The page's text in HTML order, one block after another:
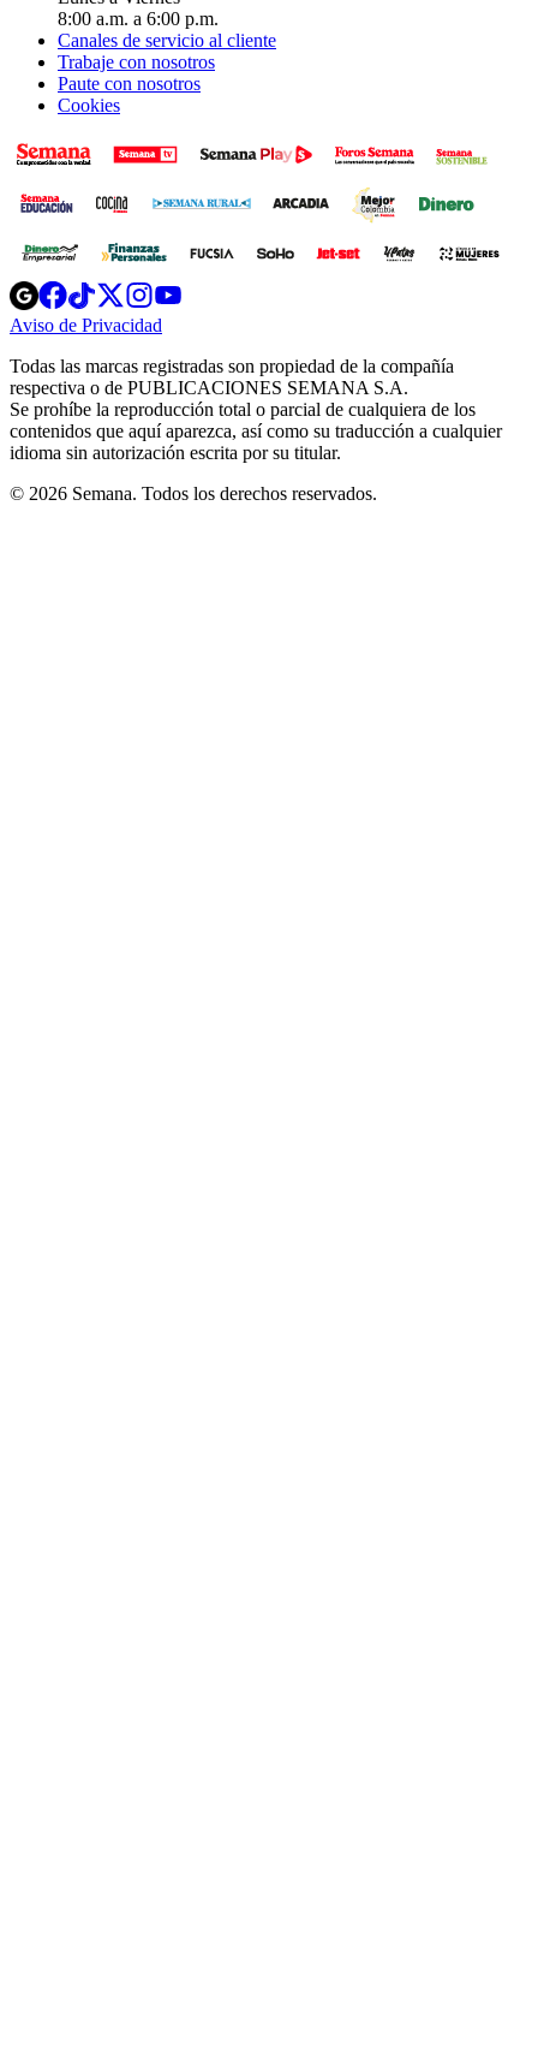
8:00 a.m. a 6:00 p.m.
Canales de servicio al cliente
Trabaje con nosotros
Paute con nosotros
Cookies
Opens
in
new
Opens
in
new
Opens
in
new
window
Opens
new
windowwindow
Aviso de Privacidad
new
window
Todas las marcas registradas son propiedad de la compañía
respectiva o de PUBLICACIONES SEMANA S.A.
Se prohíbe la reproducción total o parcial de cualquiera de los
contenidos que aquí aparezca, así como su traducción a cualquier
idioma sin autorización escrita por su titular.
© 2026 Semana. Todos los derechos reservados.